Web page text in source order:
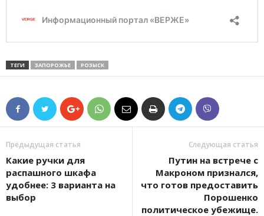
ТЕГИ ЗАПОРОЖЬЕ РОЗЫСК
Предыдущая статья
Какие ручки для
распашного шкафа
удобнее: 3 варианта на
выбор
Следующая статья
Путин на встрече с
Макроном признался,
что готов предоставить
Порошенко
политическое убежище.